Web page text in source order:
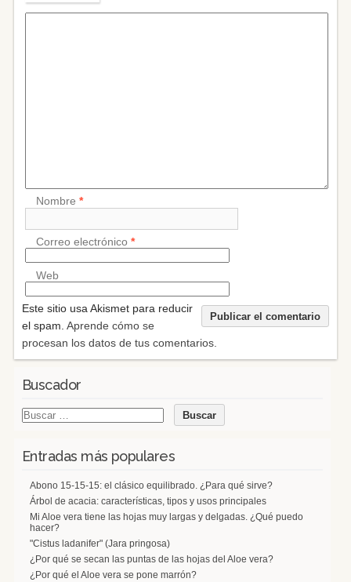
Nombre*
Correo electrónico*
Web
Este sitio usa Akismet para reducir
el spam. Aprende cómo se
procesan los datos de tus comentarios.
Buscador
Entradas más populares
Abono 15-15-15: el clásico equilibrado. ¿Para qué sirve?
Árbol de acacia: características, tipos y usos principales
Mi Aloe vera tiene las hojas muy largas y delgadas. ¿Qué puedo
hacer?
"Cistus ladanifer" (Jara pringosa)
¿Por qué se secan las puntas de las hojas del Aloe vera?
¿Por qué el Aloe vera se pone marrón?